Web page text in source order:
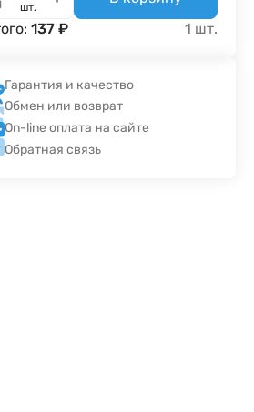
шт.
137 ₽ 1 шт.
Гарантия и качество
Обмен или возврат
On-line оплата на сайте
Обратная связь